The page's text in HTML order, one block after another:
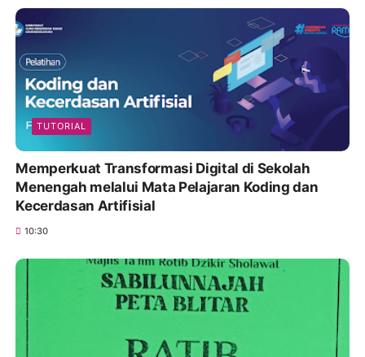
TUTORIAL
Memperkuat Transformasi Digital di Sekolah
Menengah melalui Mata Pelajaran Koding dan
Kecerdasan Artifisial
10:30